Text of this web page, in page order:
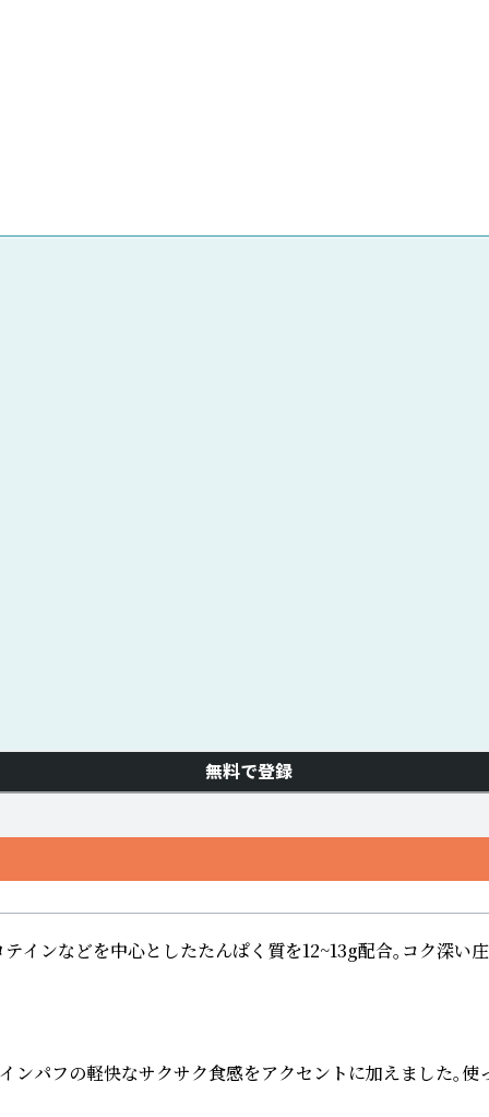
無料で登録
ンなどを中心としたたんぱく質を12~13g配合。コク深
の軽快なサクサク食感をアクセントに加えました